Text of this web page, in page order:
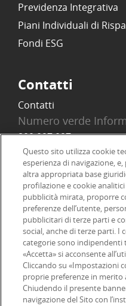
Previdenza Integrativa
Piani Individuali di
Fondi ESG
Contatti
Contatti
Numero verde
800 097 097
Email
info@onlinesim.it
Social
©2026 Online SIM, società del
12927410154
Questo sito utilizza cookie
esperienza di navigazione,
altra appropriata base
profilazione e cookie
pubblicità mirata, proporre
preferenze dell’utente,
pubblicitari di terze parti e
social, anche di terze parti. I
categorie sono indipendenti
«Accetta» si acconsente
Cliccando su «Impostazioni
proprie preferenze in merito
Chiudendo il presente
navigazione del Sito con